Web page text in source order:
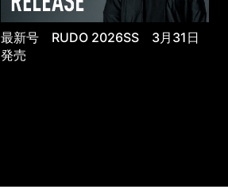
最新号 RUDO 2026SS 3月31日
発売